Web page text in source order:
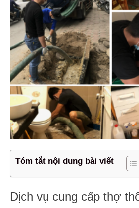
Tóm tắt nội dung bài viết
Dịch vụ cung cấp thợ